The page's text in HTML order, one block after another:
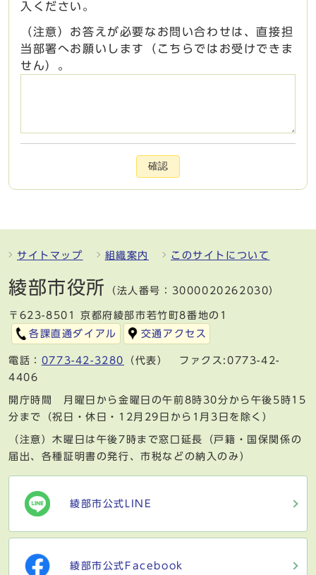
入ください。
（注意）お答えが必要なお問い合わせは、直接担
当部署へお願いします（こちらではお受けできま
せん）。
確認
サイトマップ 組織案内 このサイトについて
綾部市役所 （法人番号：3000020262030）
〒623-8501 京都府綾部市若竹町8番地の1
各課直通ダイアル
交通アクセス
電話： 0773-42-3280
（代表） ファクス:0773-42-
4406
開庁時間 月曜日から金曜日の午前8時30分から午後5時15
分まで（祝日・休日・12月29日から1月3日を除く）
（注意）木曜日は午後7時まで窓口延長（戸籍・国保関係の
届出、各種証明書の発行、市税などの納入のみ）
綾部市公式LINE
綾部市公式Facebook